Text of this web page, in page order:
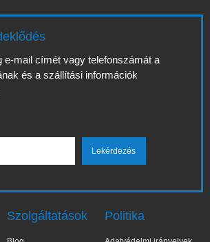
e-mail címét vagy telefonszámát a
és a szállítási információk
Szolgáltatások Politika